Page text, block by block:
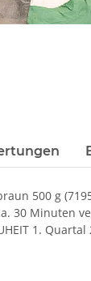
500 g
30 Minuten
1. Quartal